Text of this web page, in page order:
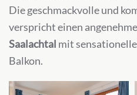
Die geschmackvolle und
verspricht einen
Saalachtal mit
Balkon.